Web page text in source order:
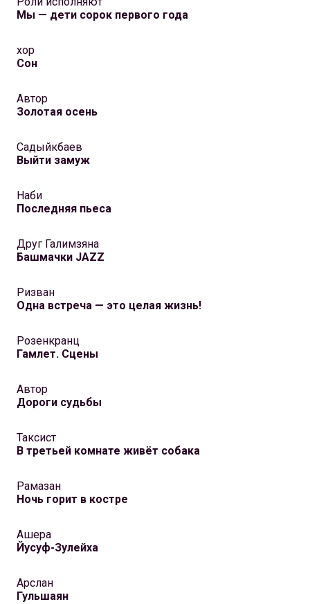
Мы — дети сорок первого года
хор
Сон
Автор
Золотая осень
Садыйкбаев
Выйти замуж
Наби
Последняя пьеса
Друг Галимзяна
Башмачки JAZZ
Ризван
Одна встреча — это целая жизнь!
Розенкранц
Гамлет. Сцены
Автор
Дороги судьбы
Таксист
В третьей комнате живёт собака
Рамазан
Ночь горит в костре
Ашера
Йусуф-Зулейха
Арслан
Гульшаян